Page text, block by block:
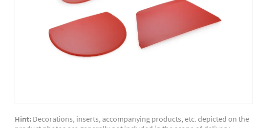
Hint: Decorations, inserts, accompanying products, etc. depicted on the